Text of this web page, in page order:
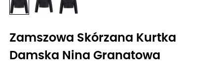
Zamszowa Skórzana Kurtka
Damska Nina Granatowa